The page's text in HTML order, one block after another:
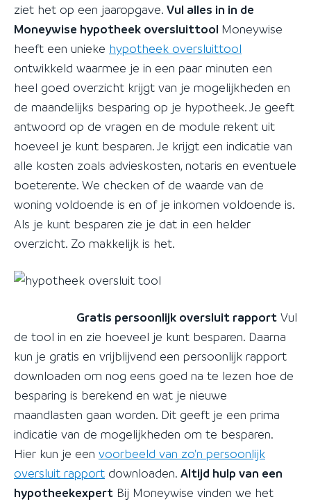
ziet het op een jaaropgave. Vul alles in in de
Moneywise hypotheek oversluittool Moneywise
heeft een unieke hypotheek oversluittool
ontwikkeld waarmee je in een paar minuten een
heel goed overzicht krijgt van je mogelijkheden en
de maandelijks besparing op je hypotheek. Je geeft
antwoord op de vragen en de module rekent uit
hoeveel je kunt besparen. Je krijgt een indicatie van
alle kosten zoals advieskosten, notaris en eventuele
boeterente. We checken of de waarde van de
woning voldoende is en of je inkomen voldoende is.
Als je kunt besparen zie je dat in een helder
overzicht. Zo makkelijk is het.
Gratis persoonlijk oversluit rapport Vul
de tool in en zie hoeveel je kunt besparen. Daarna
kun je gratis en vrijblijvend een persoonlijk rapport
downloaden om nog eens goed na te lezen hoe de
besparing is berekend en wat je nieuwe
maandlasten gaan worden. Dit geeft je een prima
indicatie van de mogelijkheden om te besparen.
Hier kun je een voorbeeld van zo'n persoonlijk
oversluit rapport downloaden. Altijd hulp van een
hypotheekexpert Bij Moneywise vinden we het